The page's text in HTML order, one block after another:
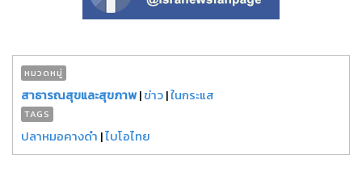
หมวดหมู่
สาธารณสุขและสุขภาพ|ข่าว|ในกระแส
TAGS
ปลาหมอคางดำ |ไบโอไทย